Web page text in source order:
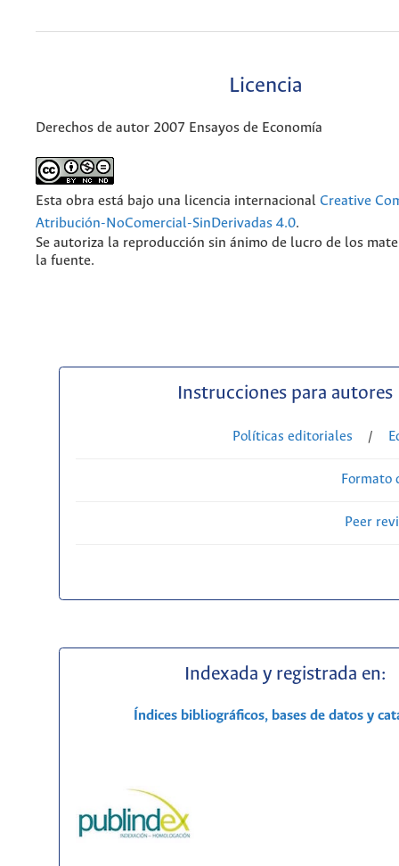
Licencia
Derechos de autor 2007 Ensayos de Economía
Esta obra está bajo una licencia internacional Creative
Atribución-NoComercial-SinDerivadas 4.0.
Se autoriza la reproducción sin ánimo de lucro de los
la fuente.
Instrucciones para autores
Políticas editoriales /
Formato
Peer
Indexada y registrada en:
Índices bibliográficos, bases de datos y